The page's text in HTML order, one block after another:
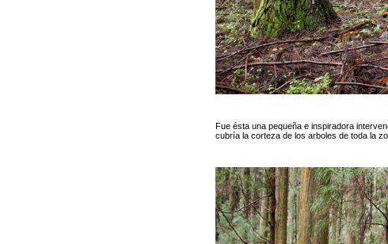
Fue ésta una pequeña e inspiradora
cubría la corteza de los arboles de toda la